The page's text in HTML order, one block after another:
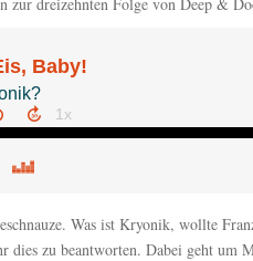
Was ist Kryonik, wollte
dies zu beantworten. Dabei geht um